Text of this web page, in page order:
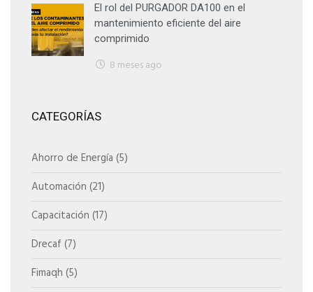
El rol del PURGADOR DA100 en el
mantenimiento eficiente del aire
comprimido
8 meses ago
CATEGORÍAS
Ahorro de Energía (5)
Automación (21)
Capacitación (17)
Drecaf (7)
Fimaqh (5)